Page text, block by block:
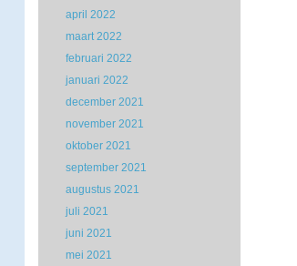
april 2022
maart 2022
februari 2022
januari 2022
december 2021
november 2021
oktober 2021
september 2021
augustus 2021
juli 2021
juni 2021
mei 2021